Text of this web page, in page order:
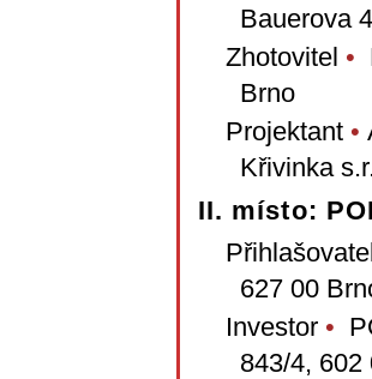
Bauerova
Zhotovitel •
Brno
Projektant •
Křivinka
II. místo:
627 00
Investor •
843/4, 602